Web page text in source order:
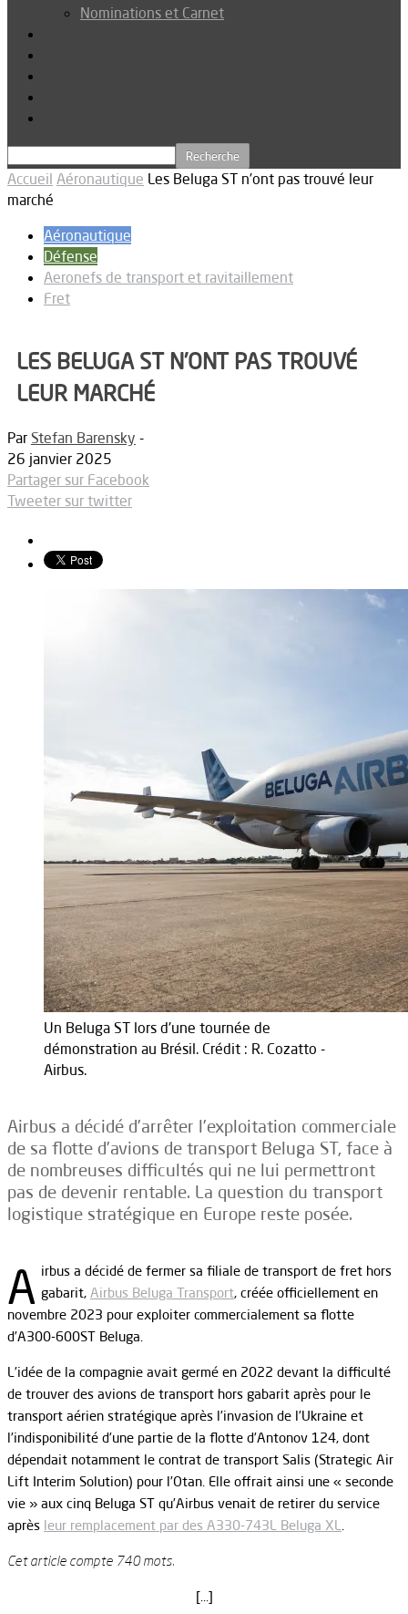
Nominations et Carnet
Accueil Aéronautique Les Beluga ST n’ont pas trouvé leur
marché
Aéronautique
Défense
Aeronefs de transport et ravitaillement
Fret
LES BELUGA ST N’ONT PAS TROUVÉ
LEUR MARCHÉ
Par Stefan Barensky -
26 janvier 2025
Partager sur Facebook
Tweeter sur twitter
Un Beluga ST lors d'une tournée de
démonstration au Brésil. Crédit : R. Cozatto -
Airbus.
Airbus a décidé d’arrêter l’exploitation commerciale
de sa flotte d’avions de transport Beluga ST, face à
de nombreuses difficultés qui ne lui permettront
pas de devenir rentable. La question du transport
logistique stratégique en Europe reste posée.
A irbus a décidé de fermer sa filiale de transport de fret hors
gabarit, Airbus Beluga Transport, créée officiellement en
novembre 2023 pour exploiter commercialement sa flotte
d’A300-600ST Beluga.
L’idée de la compagnie avait germé en 2022 devant la difficulté
de trouver des avions de transport hors gabarit après pour le
transport aérien stratégique après l’invasion de l’Ukraine et
l’indisponibilité d’une partie de la flotte d’Antonov 124, dont
dépendait notamment le contrat de transport Salis (Strategic Air
Lift Interim Solution) pour l’Otan. Elle offrait ainsi une « seconde
vie » aux cinq Beluga ST qu’Airbus venait de retirer du service
après leur remplacement par des A330-743L Beluga XL
Cet article compte 740 mots.
[…]